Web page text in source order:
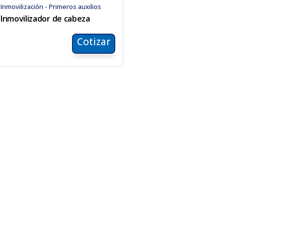
Inmovilización - Primeros auxilios
Inmovilizador de cabeza
Cotizar